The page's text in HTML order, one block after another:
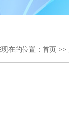
在的位置： 首页 >>